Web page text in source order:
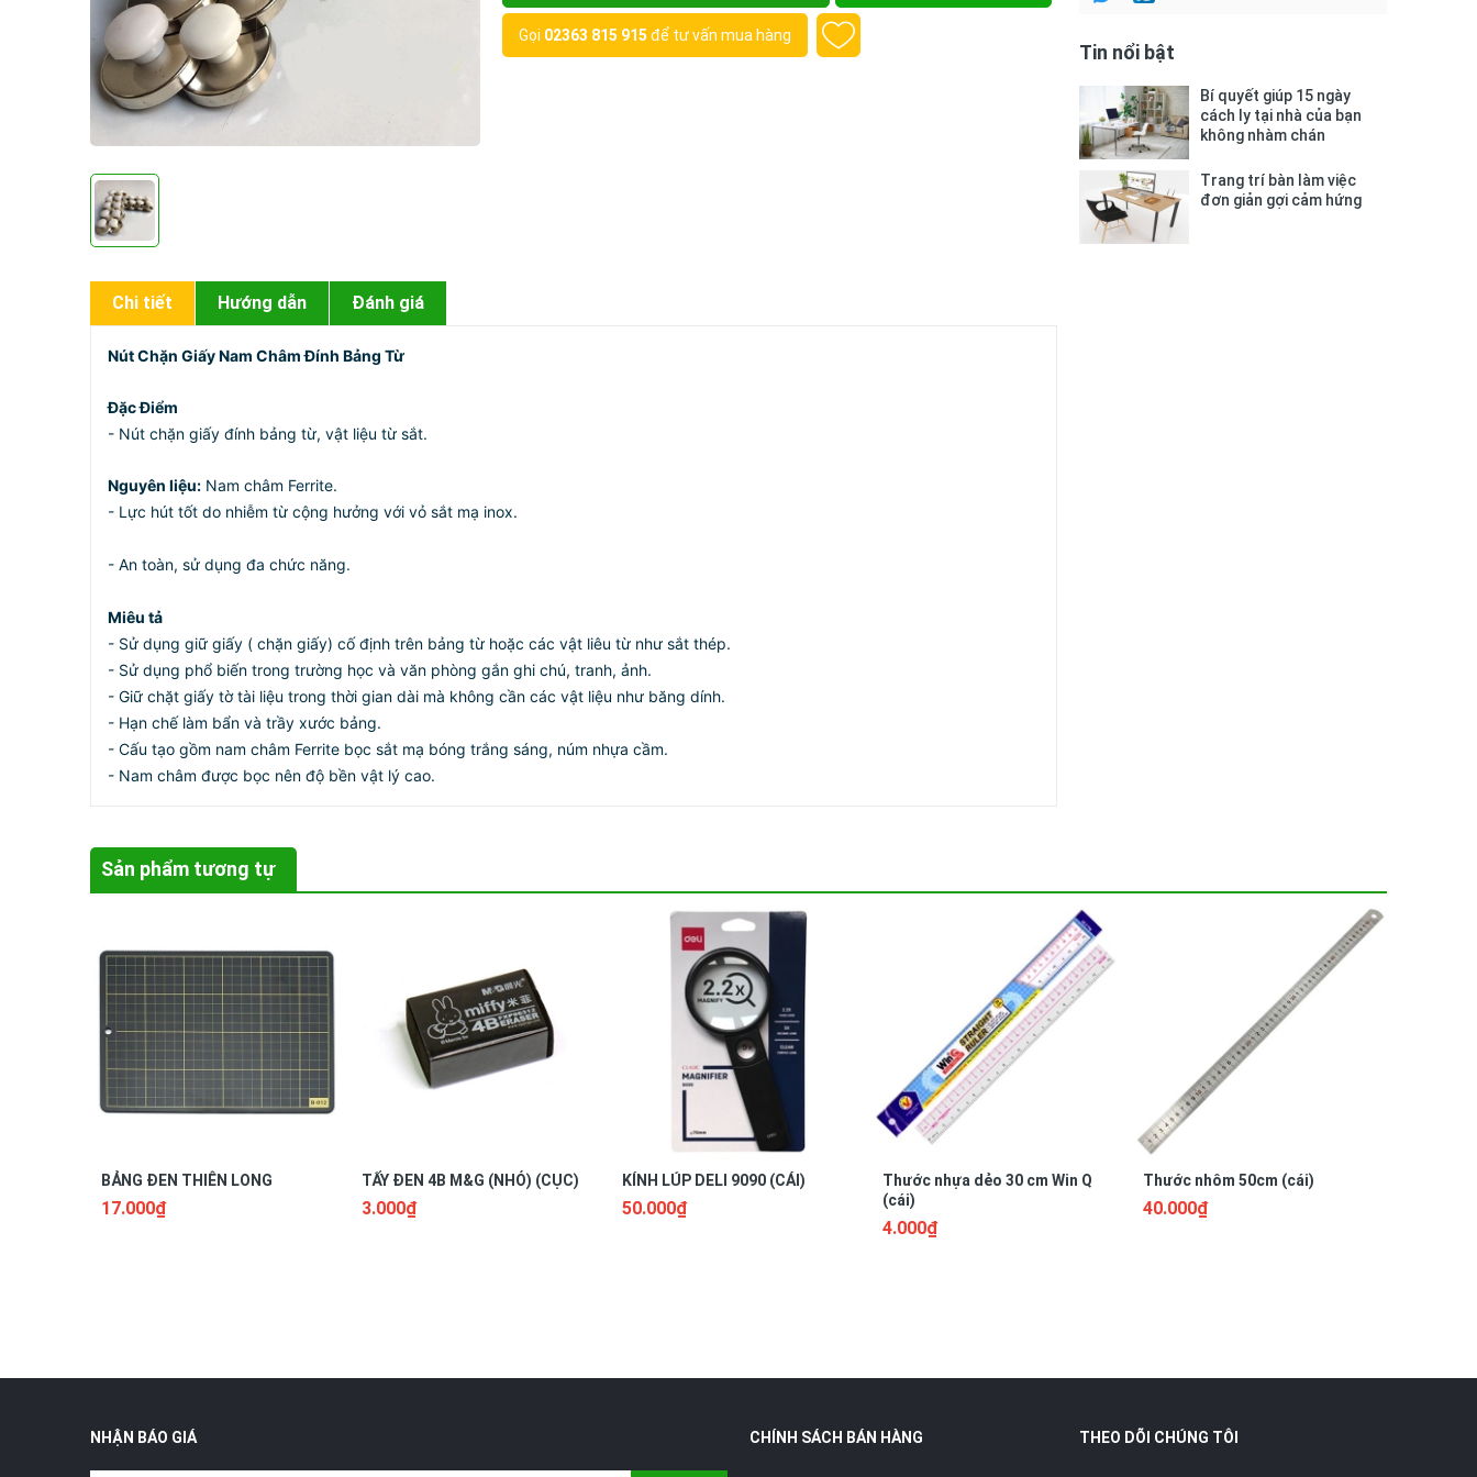
Gọi 02363 815 915 để tư vấn mua hàng
Chi tiết Hướng dẫn Đánh giá
Nút Chặn Giấy Nam Châm Đính Bảng Từ
Đặc Điểm
- Nút chặn giấy đính bảng từ, vật liệu từ sắt.
Nguyên liệu: Nam châm Ferrite.
- Lực hút tốt do nhiễm từ cộng hưởng với vỏ sắt mạ inox.
- An toàn, sử dụng đa chức năng.
Miêu tả
- Sử dụng giữ giấy ( chặn giấy) cố định trên bảng từ hoặc các vật liêu từ như sắt thép.
- Sử dụng phổ biến trong trường học và văn phòng gắn ghi chú, tranh, ảnh.
- Giữ chặt giấy tờ tài liệu trong thời gian dài mà không cần các vật liệu như băng dính.
- Hạn chế làm bẩn và trầy xước bảng.
- Cấu tạo gồm nam châm Ferrite bọc sắt mạ bóng trắng sáng, núm nhựa cầm.
- Nam châm được bọc nên độ bền vật lý cao.
Tin nổi bật
Bí quyết giúp 15 ngày
cách ly tại nhà của bạn
không nhàm chán
Trang trí bàn làm việc
đơn giản gợi cảm hứng
Sản phẩm tương tự
BẢNG ĐEN THIÊN LONG
17.000₫
TẨY ĐEN 4B M&G (NHỎ) (CỤC)
3.000₫
KÍNH LÚP DELI 9090 (CÁI)
50.000₫
Thước nhựa dẻo 30 cm Win Q
(cái)
4.000₫
Thước nhôm 50cm (cái)
40.000₫
NHẬN BÁO GIÁ CHÍNH SÁCH BÁN HÀNG THEO DÕI CHÚNG TÔI